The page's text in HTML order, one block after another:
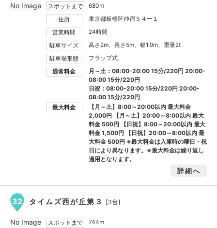
スポットまで
680m
住所
東京都板橋区仲宿５４ー１
営業時間
24時間
駐車サイズ
高さ2m、長さ5m、幅1.9m、重量2t
駐車場形態
フラップ式
通常料金
月～土：08:00-20:00 15分/220円 20:00-
08:00 15分/220円
日祝：08:00-20:00 15分/220円 20:00-
08:00 15分/220円
最大料金
【月～土】8:00～20:00以内 最大料金
2,000円
【月～土】20:00～8:00以内 最大
料金 500円
【日祝】8:00～20:00以内 最大
料金1,500円
【日祝】20:00～8:00以内 最
大料金 500円 ※最大料金は入庫時の曜日・祝
日により異なります。※最大料金は繰り返し
適用となります。
詳細へ
No Image
32 タイムズ西が丘第３ [3台]
スポットまで
744m
No Image